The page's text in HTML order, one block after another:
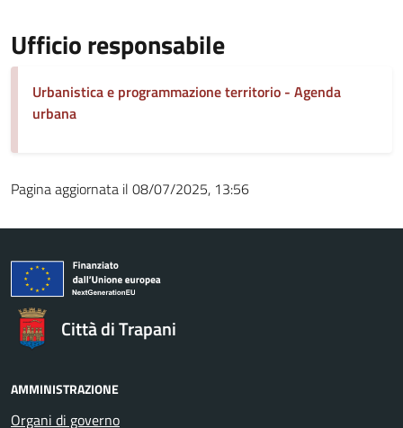
Ufficio responsabile
Urbanistica e programmazione territorio - Agenda
urbana
Pagina aggiornata il 08/07/2025, 13:56
Città di Trapani
AMMINISTRAZIONE
Organi di governo